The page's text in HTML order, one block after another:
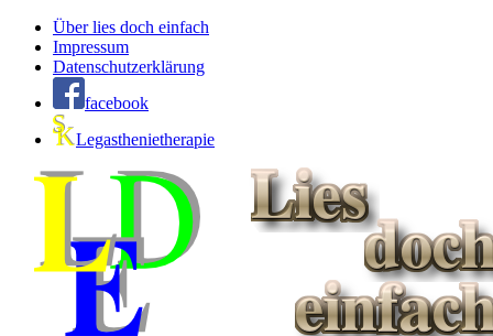
Über lies doch einfach
Impressum
Datenschutzerklärung
facebook
Legasthenietherapie